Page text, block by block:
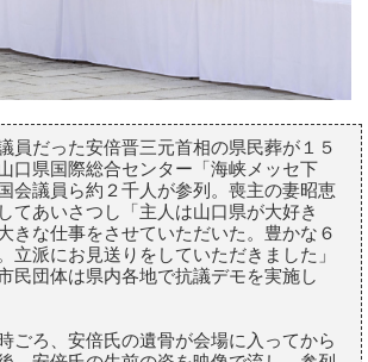
員だった安倍晋三元首相の県民葬が１５
口県国際総合センター「海峡メッセ下
会議員ら約２千人が参列。喪主の妻昭恵
てあいさつし「主人は山口県が大好き
きな仕事をさせていただいた。豊かな６
立派にお見送りをしていただきました」
民団体は県内各地で抗議デモを実施し
ごろ、安倍氏の遺骨が会場に入ってから